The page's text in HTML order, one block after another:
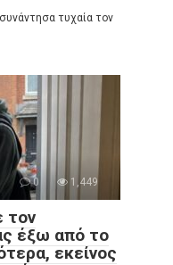
τυχαία τον
0 1,449
τον
έξω από το
εκείνος